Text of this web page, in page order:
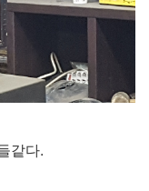
같다.